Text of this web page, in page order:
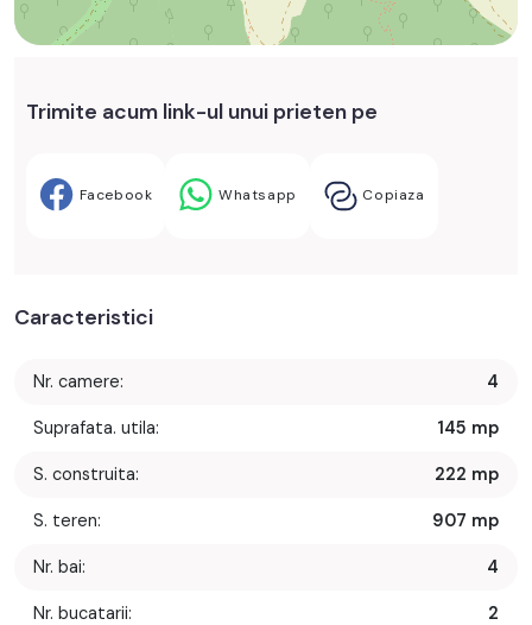
Trimite acum link-ul unui prieten pe
Facebook Whatsapp Copiaza
Caracteristici
Nr. camere: 4
Suprafata. utila: 145 mp
S. construita: 222 mp
S. teren: 907 mp
Nr. bai: 4
Nr. bucatarii: 2